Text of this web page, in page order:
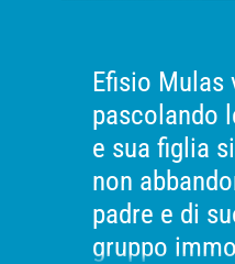
Efisio Mulas
pascolando
e sua figlia
non
padre e di
gruppo